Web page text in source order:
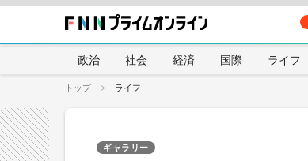
政治 社会 経済 国際 ライフ
トップ ライフ
ギャラリー